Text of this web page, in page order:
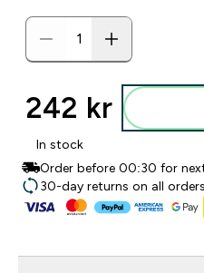
242 kr‎
In stock
Order before 00:30 for
30-day returns on all orders